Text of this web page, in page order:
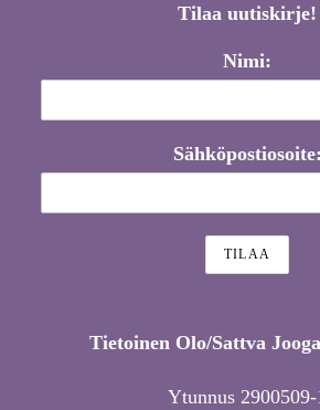
Tilaa uutiskirje!
Nimi:
Sähköpostiosoite:
Tietoinen Olo/Sattva
Ytunnus 2900509-